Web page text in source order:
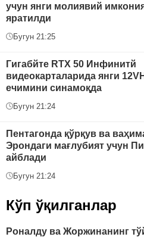
учун янги молиявий
яратилди
Бугун 21:25
Гигабйте RTX 50 Инфинитй
видеокарталарида янги
ечимини синамоқда
Бугун 21:24
Пентагонда қўрқув ва
Эрондаги мағлубият учун
айблади
Бугун 21:24
Кўп ўқилганлар
Роналду ва Жоржинанинг